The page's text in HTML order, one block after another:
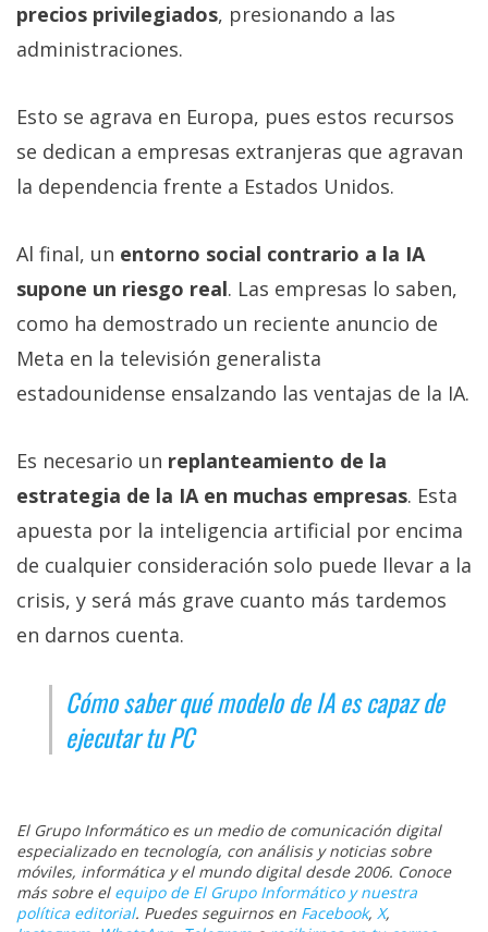
precios privilegiados, presionando a las
administraciones.
Esto se agrava en Europa, pues estos recursos
se dedican a empresas extranjeras que agravan
la dependencia frente a Estados Unidos.
Al final, un entorno social contrario a la IA
supone un riesgo real. Las empresas lo saben,
como ha demostrado un reciente anuncio de
Meta en la televisión generalista
estadounidense ensalzando las ventajas de la IA.
Es necesario un replanteamiento de la
estrategia de la IA en muchas empresas. Esta
apuesta por la inteligencia artificial por encima
de cualquier consideración solo puede llevar a la
crisis, y será más grave cuanto más tardemos
en darnos cuenta.
Cómo saber qué modelo de IA es capaz de
ejecutar tu PC
El Grupo Informático es un medio de comunicación digital
especializado en tecnología, con análisis y noticias sobre
móviles, informática y el mundo digital desde 2006. Conoce
más sobre el equipo de El Grupo Informático y nuestra
política editorial. Puedes seguirnos en Facebook, X,